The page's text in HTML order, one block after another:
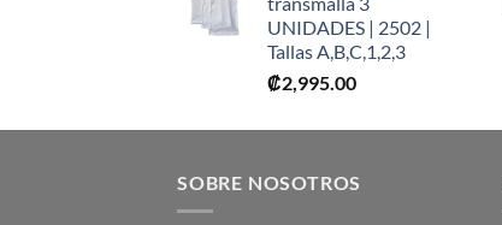
UNIDADES | 2502 |
Tallas A,B,C,1,2,3
₡2,995.00
SOBRE NOSOTROS